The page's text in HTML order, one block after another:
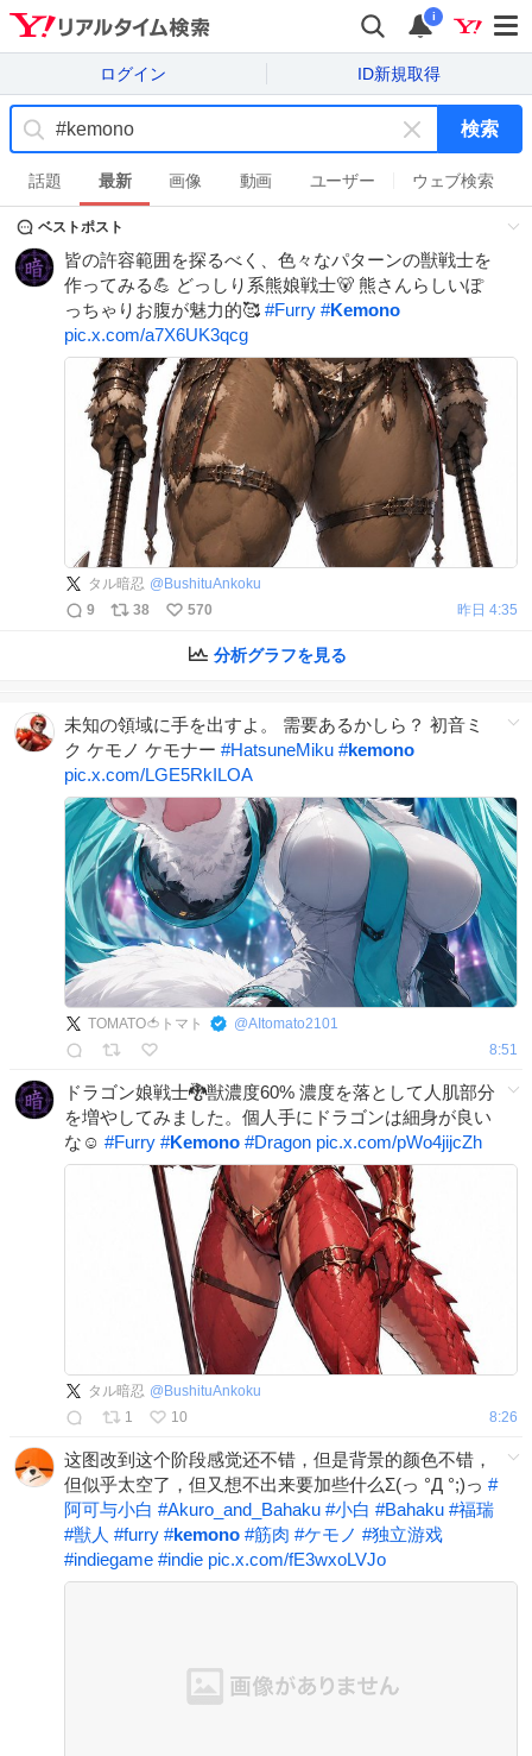
i
ログイン ID新規取得
キ
ー
ワ
ド
を
検索
話題 最新 画像 動画 ユーザー ウェブ検索
ベストポスト
皆の許容範囲を探るべく、色々なパターンの獣戦士を
作ってみる💪 どっしり系熊娘戦士🐻 熊さんらしいぽ
っちゃりお腹が魅力的🥰 #Furry #Kemono
pic.x.com/a7X6UK3qcg
タル暗忍 @ BushituAnkoku
9
38 570 昨日 4:35
分析グラフを見る
未知の領域に手を出すよ。 需要あるかしら？ 初音ミ
ク ケモノ ケモナー #HatsuneMiku #kemono
pic.x.com/LGE5RkILOA
TOMATO🍅トマト @AItomato2101
8:51
ドラゴン娘戦士🐉獣濃度60% 濃度を落として人肌部分
を増やしてみました。個人手にドラゴンは細身が良い
な☺ #Furry #Kemono #Dragon pic.x.com/pWo4jijcZh
タル暗忍 @ BushituAnkoku
1
10 8:26
这图改到这个阶段感觉还不错，但是背景的颜色不错，
但似乎太空了，但又想不出来要加些什么Σ(っ °Д °;)っ #
阿可与小白 #Akuro_and_Bahaku #小白 #Bahaku #福瑞
#獣人 #furry #kemono #筋肉 #ケモノ #独立游戏
#indiegame #indie pic.x.com/fE3wxoLVJo